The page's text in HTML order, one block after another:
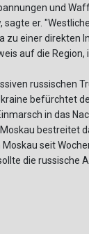
und
sagte er.
zu einer direkten
auf die Region,
russischen
befürchtet
in das
bestreitet
Moskau seit
die russische